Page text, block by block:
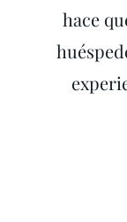
hace